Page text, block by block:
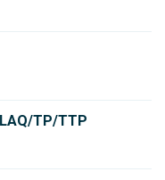
TP/TTP